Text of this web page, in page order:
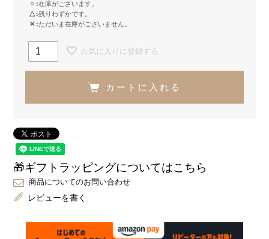
○
在庫がございます。
△ 残りわずかです。
✕
ただいま在庫がございません。
お気に入りに登録する
カートに入れる
🎁ギフトラッピングについてはこちら
商品についてのお問い合わせ
レビューを書く